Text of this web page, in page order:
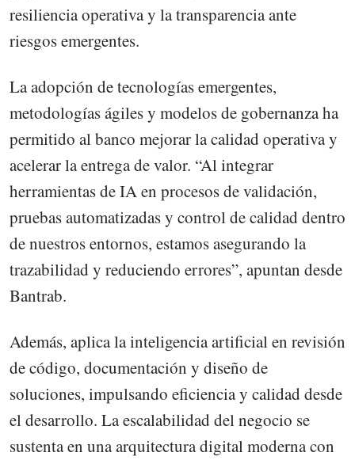
resiliencia operativa y la transparencia ante
riesgos emergentes.
La adopción de tecnologías emergentes,
metodologías ágiles y modelos de gobernanza ha
permitido al banco mejorar la calidad operativa y
acelerar la entrega de valor. “Al integrar
herramientas de IA en procesos de validación,
pruebas automatizadas y control de calidad dentro
de nuestros entornos, estamos asegurando la
trazabilidad y reduciendo errores”, apuntan desde
Bantrab.
Además, aplica la inteligencia artificial en revisión
de código, documentación y diseño de
soluciones, impulsando eficiencia y calidad desde
el desarrollo. La escalabilidad del negocio se
sustenta en una arquitectura digital moderna con